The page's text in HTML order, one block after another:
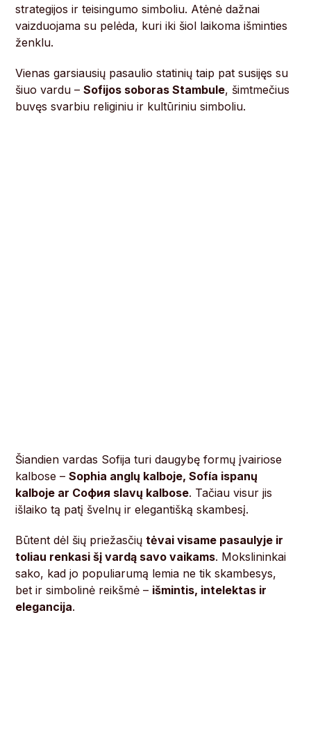
strategijos ir teisingumo simboliu. Atėnė dažnai
vaizduojama su pelėda, kuri iki šiol laikoma išminties
ženklu.
Vienas garsiausių pasaulio statinių taip pat susijęs su
šiuo vardu –Sofijos soboras Stambule, šimtmečius
buvęs svarbiu religiniu ir kultūriniu simboliu.
Šiandien vardas Sofija turi daugybę formų įvairiose
kalbose –Sophia anglų kalboje, Sofía ispanų
kalboje ar София slavų kalbose. Tačiau visur jis
išlaiko tą patį švelnų ir elegantišką skambesį.
Būtent dėl šių priežasčiųtėvai visame pasaulyje ir
toliau renkasi šį vardą savo vaikams. Mokslininkai
sako, kad jo populiarumą lemia ne tik skambesys,
bet ir simbolinė reikšmė – išmintis, intelektas ir
elegancija.